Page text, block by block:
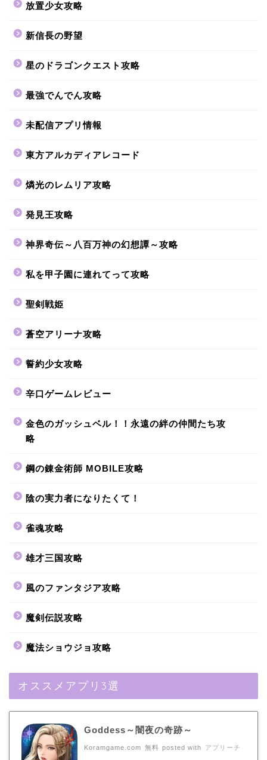
放置少女攻略
新信長の野望
星のドラゴンクエスト攻略
最強でんでん攻略
未配信アプリ情報
東方アルカディアレコード
燐光のレムリア攻略
発見王攻略
神界奇伝～八百万神の幻想譚～攻略
私を甲子園に連れてって攻略
聖剣戦姫
蒼空アリーナ攻略
誓約少女攻略
辛口ゲームレビュー
金色のガッシュベル！！永遠の絆の仲間たち攻
略
鋼の錬金術師 MOBILE攻略
陰の実力者になりたくて！
雀魂攻略
雄才三国攻略
風のファンタジア攻略
魔剣伝説攻略
魔法ショウジョ攻略
オススメアプリ3選
Goddess～闇夜の奇跡～
Koramgame.com 無料 posted with アプリーチ